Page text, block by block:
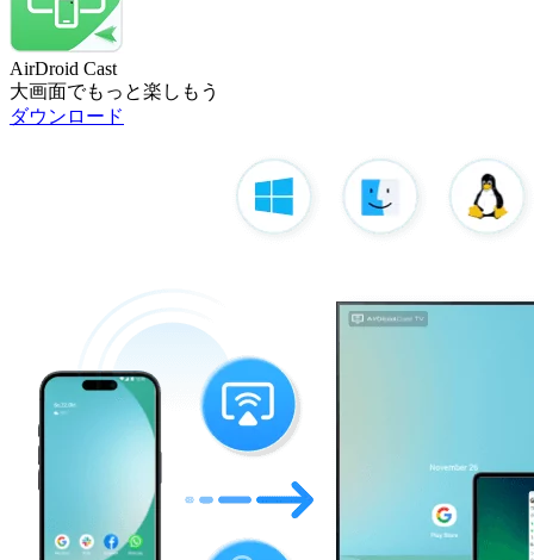
AirDroid Cast
大画面でもっと楽しもう
ダウンロード